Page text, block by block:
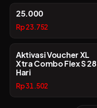
25.000
Rp 23.752
Aktivasi Voucher XL
Xtra Combo Flex S 28
Hari
Rp 31.502